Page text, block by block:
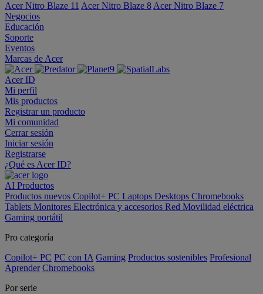
Acer Nitro Blaze 11 Acer Nitro Blaze 8 Acer Nitro Blaze 7
Negocios
Educación
Soporte
Eventos
Marcas de Acer
Acer ID
Mi perfil
Mis productos
Registrar un producto
Mi comunidad
Cerrar sesión
Iniciar sesión
Registrarse
¿Qué es Acer ID?
AI Productos
Productos nuevos Copilot+ PC Laptops Desktops Chromebooks
Tablets Monitores Electrónica y accesorios Red Movilidad eléctrica
Gaming portátil
Pro categoría
Copilot+ PC PC con IA Gaming Productos sostenibles Profesional
Aprender Chromebooks
Por serie